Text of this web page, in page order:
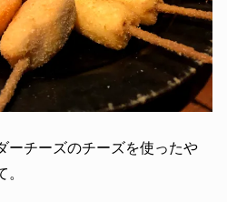
ーチーズのチーズを使ったや